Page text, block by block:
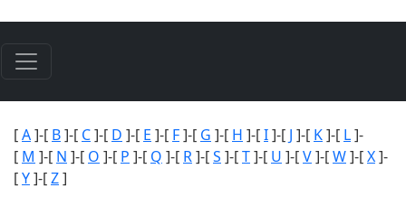
[A]-[ B]-[ C]-[ D ]-[ E ]-[ F]-[ G ]-[ H ]-[I]-[ J ]-[ K]-[ L]-
[ M ]-[ N ]-[ O ]-[ P ]-[ Q ]-[ R]-[S ]-[T]-[ U ]-[V]-[W]-[X]-
[Y]-[Z]